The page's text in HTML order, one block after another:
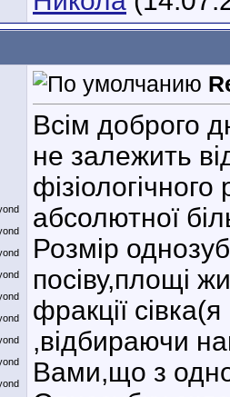
Всім доброго
не залежить
абсолютної
Розмір
посіву,площі
фракції
,відбираючи
Вами,що з